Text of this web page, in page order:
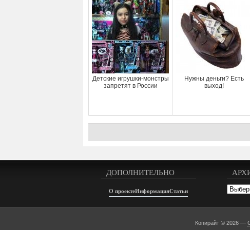
Детские игрушки-монстры
запретят в России
Нужны деньги? Есть
выход!
ДОПОЛНИТЕЛЬНО
О проектеИнформацияСтатьи Архивы
Копирайт © 2026 —